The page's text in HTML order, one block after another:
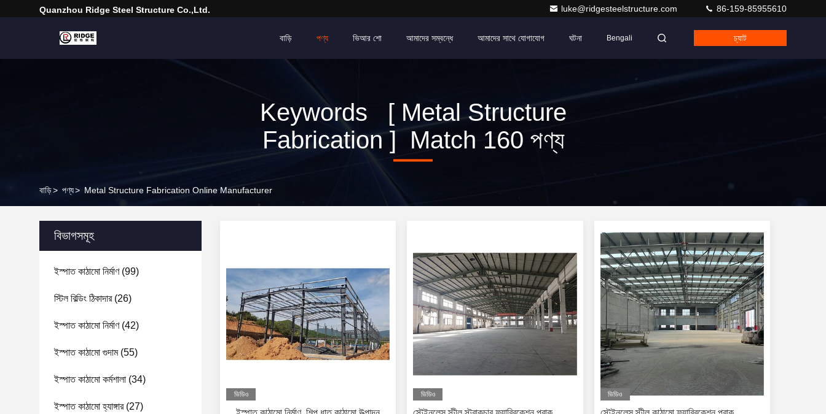
Quanzhou Ridge Steel Structure Co.,Ltd. luke@ridgesteelstructure.com 86-159-85955610
বাড়ি পণ্য ভিআর শো আমাদের সম্বন্ধে আমাদের সাথে যোগাযোগ ঘটনা Bengali চ্যাট
Keywords [ Metal Structure
Fabrication ] Match 160 পণ্য
বাড়ি> পণ্য> Metal Structure Fabrication Online Manufacturer
বিভাগসমূহ
ইস্পাত কাঠামো নির্মাণ(99)
স্টিল বিল্ডিং ঠিকাদার(26)
ইস্পাত কাঠামো নির্মাণ(42)
ইস্পাত কাঠামো গুদাম(55)
ইস্পাত কাঠামো কর্মশালা (34)
ইস্পাত কাঠামো হ্যাঙ্গার(27)
ভিডিও ভিডিও ভিডিও